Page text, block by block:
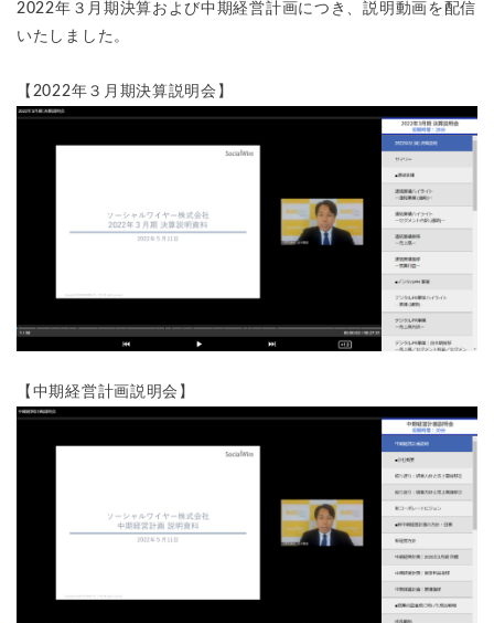
2022年３月期決算および中期経営計画につき、説明動画を配信
いたしました。
【2022年３月期決算説明会】
【中期経営計画説明会】